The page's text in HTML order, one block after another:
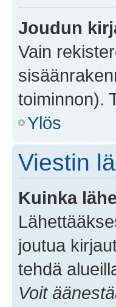
Joudun
Vain
toiminnon).
Ylös
Viestin
Kuinka
joutua
tehdä
Voit